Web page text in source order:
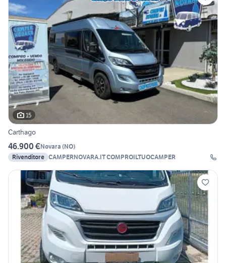
15
Carthago
46.900 €Novara (NO)
Rivenditore CAMPERNOVARA.IT COMPROILTUOCAMPER